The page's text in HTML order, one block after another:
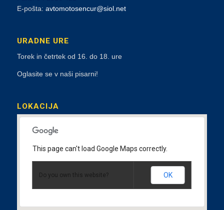
E-pošta: avtomotosencur@siol.net
URADNE URE
Torek in četrtek od 16. do 18. ure
Oglasite se v naši pisarni!
LOKACIJA
This page can't load Google Maps correctly.
Do you own this website? OK